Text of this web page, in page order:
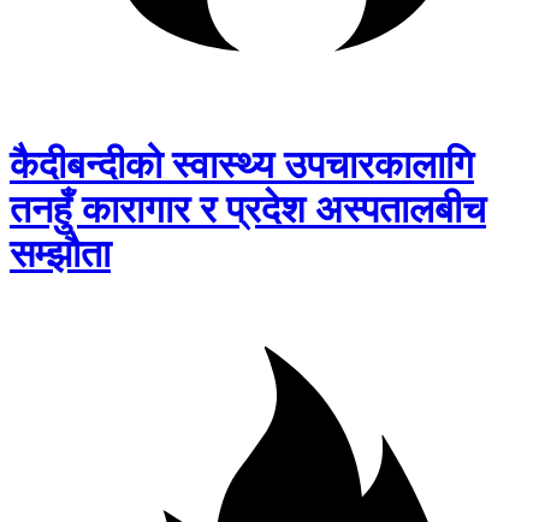
कैदीबन्दीको स्वास्थ्य उपचारकालागि
तनहुँ कारागार र प्रदेश अस्पतालबीच
सम्झौता